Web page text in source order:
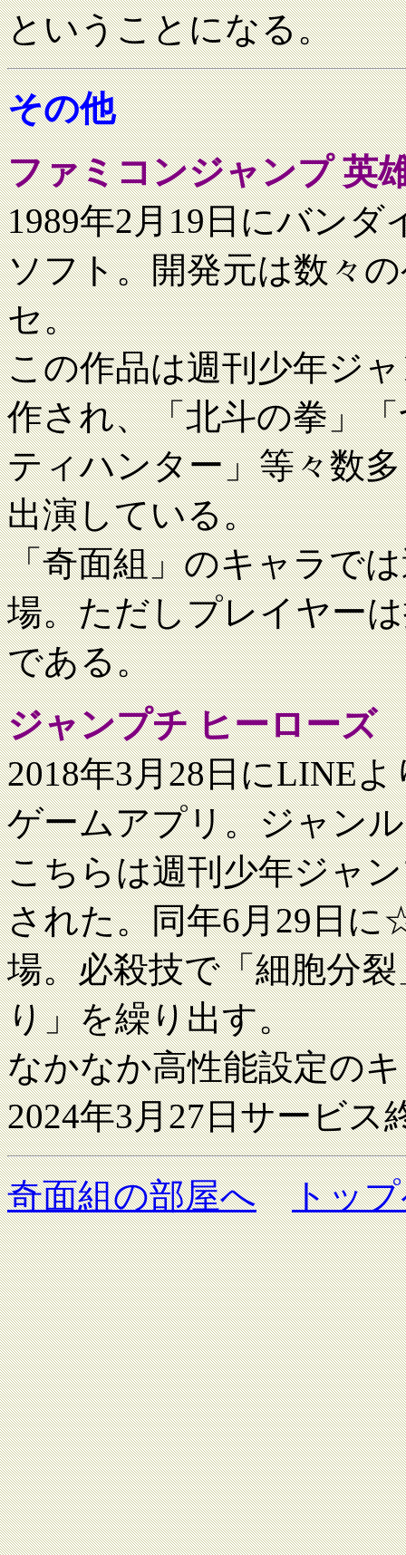
ということになる。
その他
ファミコンジャンプ 英
1989年2月19日にバン
ソフト。開発元は数々
セ。
この作品は週刊少年ジ
作され、「北斗の拳」
ティハンター」等々数
出演している。
「奇面組」のキャラで
場。ただしプレイヤー
である。
ジャンプチ ヒーローズ
2018年3月28日にLINE
ゲームアプリ。ジャン
こちらは週刊少年ジャ
された。同年6月29日
場。必殺技で「細胞分
り」を繰り出す。
なかなか高性能設定の
2024年3月27日サービス
奇面組の部屋へ トッ